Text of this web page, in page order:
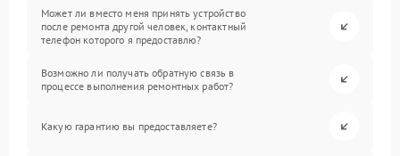
Может ли вместо меня принять устройство
после ремонта другой человек, контактный
телефон которого я предоставлю?
Возможно ли получать обратную связь в
процессе выполнения ремонтных работ?
Какую гарантию вы предоставляете?